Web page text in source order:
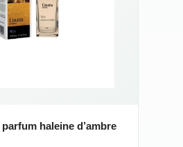
parfum haleine d’ambre